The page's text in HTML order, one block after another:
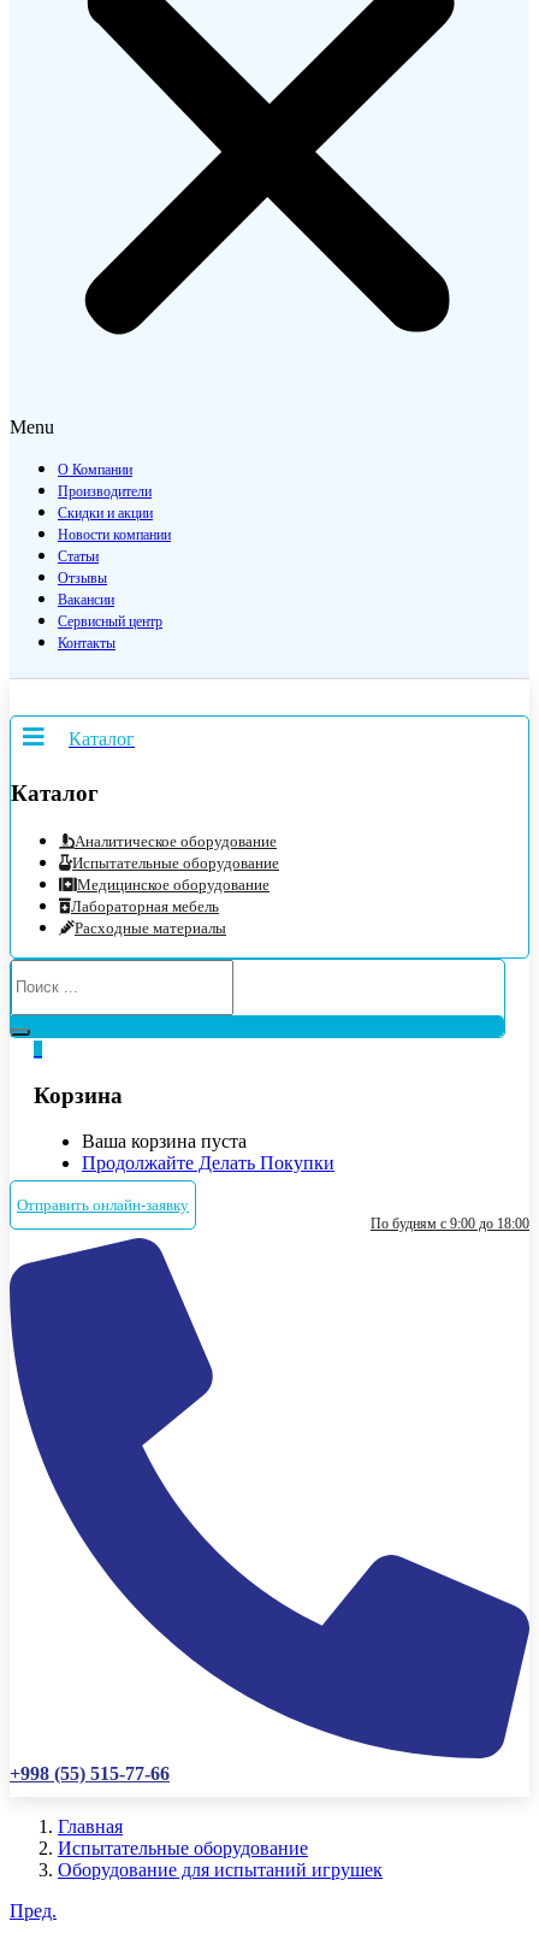
Menu
О Компании
Производители
Скидки и акции
Новости компании
Статьи
Отзывы
Вакансии
Сервисный центр
Контакты
Каталог
Каталог
Аналитическое оборудование
Испытательные оборудование
Медицинское оборудование
Лабораторная мебель
Расходные материалы
Корзина
Ваша корзина пуста
Продолжайте Делать Покупки
Отправить онлайн-заявку
По будням с 9:00 до 18:00
+998 (55) 515-77-66
Главная
Испытательные оборудование
Оборудование для испытаний игрушек
Пред.